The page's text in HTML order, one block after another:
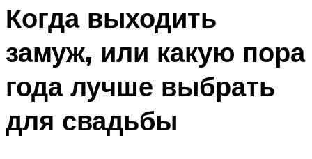
Когда выходить
замуж, или какую пора
года лучше выбрать
для свадьбы